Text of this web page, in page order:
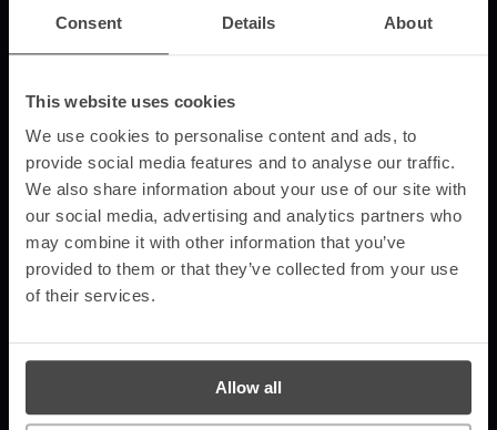
Consent Details About
This website uses cookies
We use cookies to personalise content and ads, to
provide social media features and to analyse our traffic.
We also share information about your use of our site with
our social media, advertising and analytics partners who
may combine it with other information that you’ve
provided to them or that they’ve collected from your use
of their services.
Allow all
Demo anfordern
Produkte
Automatisiertes
Compliance Management
Ressourcen
Plakate